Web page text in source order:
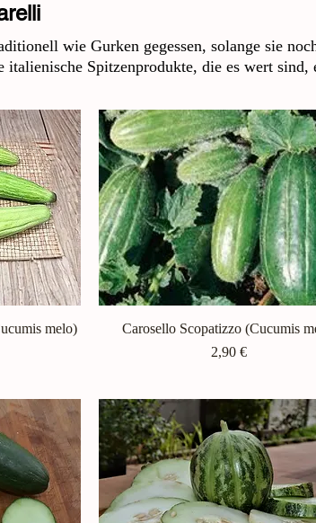
wie Gurken gegessen, solange sie
Spitzenprodukte, die es wert sind,
melo)
Schnellansicht
Carosello Scopatizzo (Cucumis
Preis
2,90 €